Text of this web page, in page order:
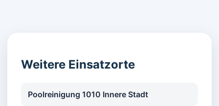
Weitere Einsatzorte
Poolreinigung 1010 Innere Stadt